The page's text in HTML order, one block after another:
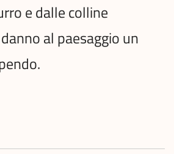
e dalle colline
al paesaggio un